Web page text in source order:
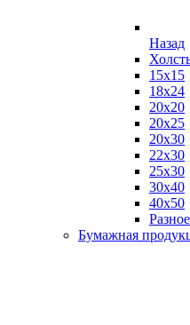
Назад
15х15
18х24
20х20
20х25
20х30
22х30
25х30
30х40
40х50
Разное
Бумажная